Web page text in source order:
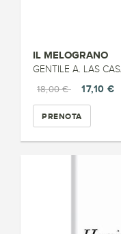
IL MELOGRANO
GENTILE A. LAS
18,00 €
17,10 €
PRENOTA